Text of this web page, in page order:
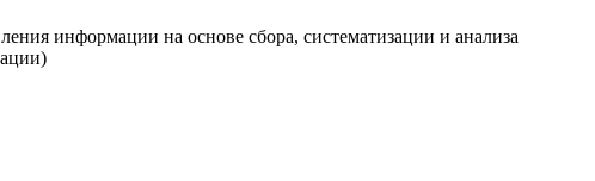
информации на основе сбора, систематизации и анализа